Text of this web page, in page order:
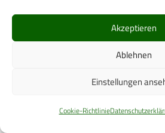
Akzeptieren
Ablehnen
Einstellungen
Cookie-Richtlinie
TapMed Medizintechnik